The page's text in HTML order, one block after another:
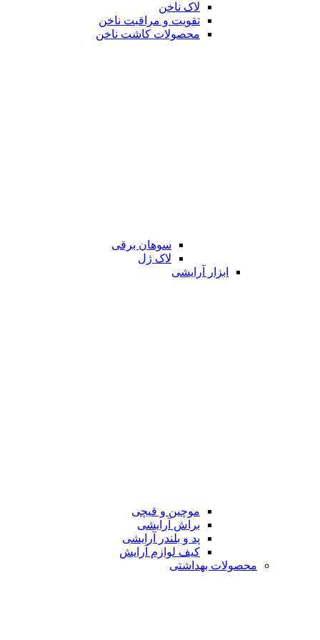
لاک ناخن
تقویت و مراقبت ناخن
محصولات کاشت ناخن
سوهان برقی
لاک ژل
ابزار آرایشی
موچین و قیچی
براش آرایشی
پد و بلندر آرایشی
کیف لوازم آرایش
محصولات بهداشتی